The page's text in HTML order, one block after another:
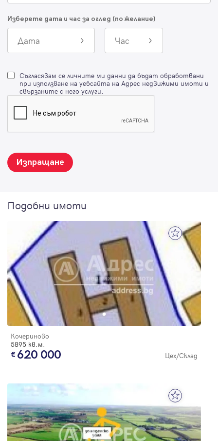
Изберете дата и час за оглед (по желание)
Дата Час
Съгласявам се личните ми данни да бъдат обработвани
при използване на уебсайта на Адрес недвижими имоти и
свързаните с него услуги.
Изпращане
Подобни имоти
Кочериново
5895 кв.м.
620 000 Цех/Склад